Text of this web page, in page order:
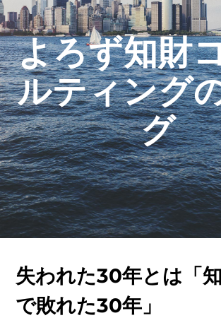
よろず知財
ルティング
グ
失われた30年とは「
で敗れた30年」
生成AIとの「壁打ち」で、新たな発明を